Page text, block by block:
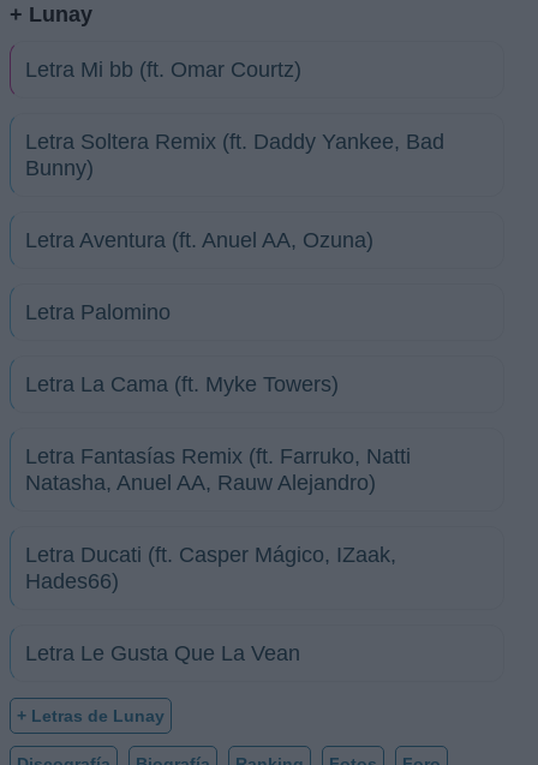
+ Lunay
Letra Mi bb (ft. Omar Courtz)
Letra Soltera Remix (ft. Daddy Yankee, Bad
Bunny)
Letra Aventura (ft. Anuel AA, Ozuna)
Letra Palomino
Letra La Cama (ft. Myke Towers)
Letra Fantasías Remix (ft. Farruko, Natti
Natasha, Anuel AA, Rauw Alejandro)
Letra Ducati (ft. Casper Mágico, IZaak,
Hades66)
Letra Le Gusta Que La Vean
+ Letras de Lunay